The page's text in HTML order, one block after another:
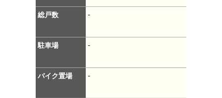
総戸数 -
駐車場 -
バイク置場 -